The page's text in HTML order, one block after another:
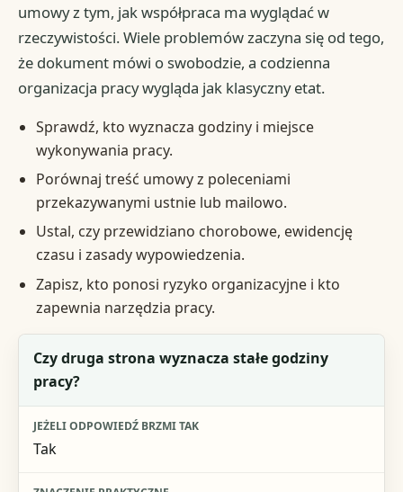
umowy z tym, jak współpraca ma wyglądać w
rzeczywistości. Wiele problemów zaczyna się od tego,
że dokument mówi o swobodzie, a codzienna
organizacja pracy wygląda jak klasyczny etat.
Sprawdź, kto wyznacza godziny i miejsce
wykonywania pracy.
Porównaj treść umowy z poleceniami
przekazywanymi ustnie lub mailowo.
Ustal, czy przewidziano chorobowe, ewidencję
czasu i zasady wypowiedzenia.
Zapisz, kto ponosi ryzyko organizacyjne i kto
zapewnia narzędzia pracy.
Pytanie kontrolne
Czy druga strona wyznacza stałe godziny
pracy?
Tak